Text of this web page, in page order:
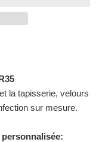
la tapisserie, velours
sur mesure.